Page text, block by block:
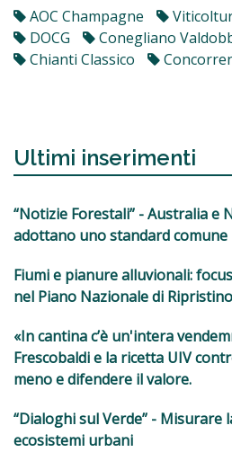
AOC Champagne
DOCG
Conegliano
Chianti Classico
Ultimi inserimenti
“Notizie Forestali” - Australia e
adottano uno standard
Fiumi e pianure alluvionali:
nel Piano Nazionale di
«In cantina c’è un'intera
Frescobaldi e la ricetta UIV
meno e difendere il valore.
“Dialoghi sul Verde” - Misurare
ecosistemi urbani